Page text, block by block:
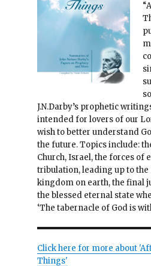
J.N.Darby’s prophetic
intended for lovers of our
wish to better understand
the future. Topics include:
Church, Israel, the forces of
tribulation, leading up to
kingdom on earth, the final
the blessed eternal state
‘The tabernacle of God is
Click here for more about
Things'